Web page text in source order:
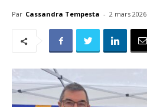
Par Cassandra Tempesta - 2 mars 2026